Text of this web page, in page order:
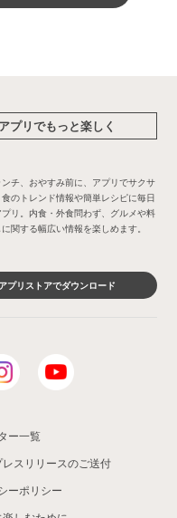
アプリでもっと楽しく
チ、おやすみ前に、アプリでサクサ
のトレンド情報や簡単レシピに毎日
リ。内食・外食問わず、グルメや料
関する幅広い情報を楽しめます。
アプリストアでダウンロード
ー一覧
レスリリースのご送付
ーポリシー